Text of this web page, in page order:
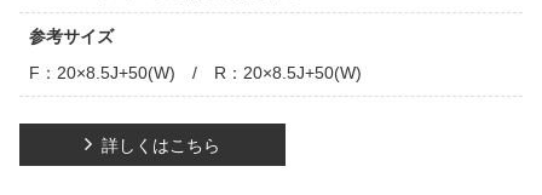
参考サイズ
F：20×8.5J+50(W) / R：20×8.5J+50(W)
詳しくはこちら